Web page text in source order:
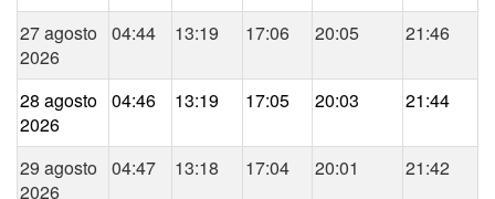
27 agosto
2026
04:44 13:19 17:06 20:05 21:46
28 agosto
2026
04:46 13:19 17:05 20:03 21:44
29 agosto
2026
04:47 13:18 17:04 20:01 21:42